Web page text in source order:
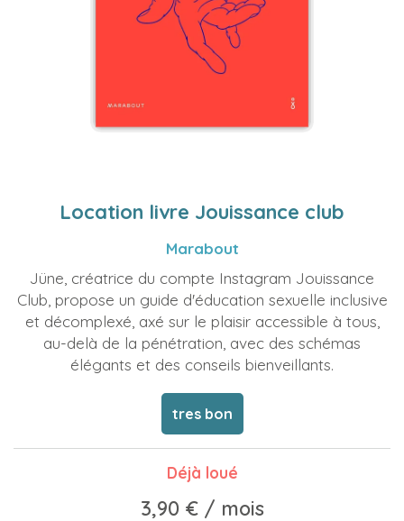
Location livre Jouissance club
Marabout
Jüne, créatrice du compte Instagram Jouissance
Club, propose un guide d'éducation sexuelle inclusive
et décomplexé, axé sur le plaisir accessible à tous,
au-delà de la pénétration, avec des schémas
élégants et des conseils bienveillants.
tres bon
Déjà loué
3,90 €/ mois